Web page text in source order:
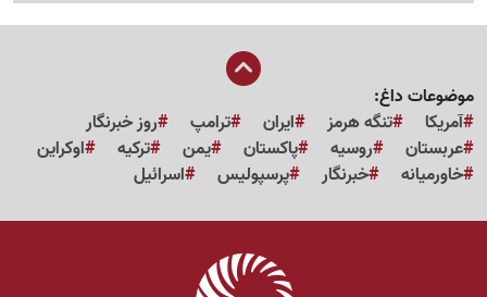
موضوعات داغ:
آمریکا
تنگه هرمز ایران ترامپ
روز خبرنگار
عربستان
روسیه پاکستان یمن ترکیه
اوکراین
خاورمیانه
خبرنگار پرسپولیس اسرائیل